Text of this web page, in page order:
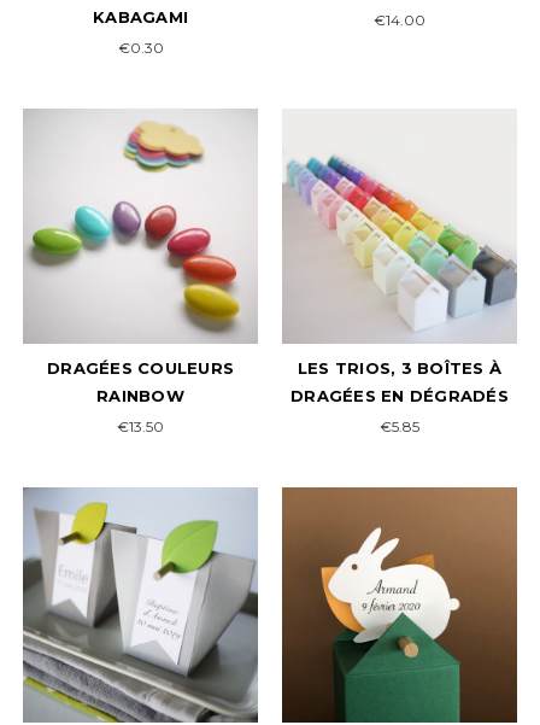
KABAGAMI
€0.30
€14.00
DRAGÉES COULEURS
RAINBOW
€13.50
LES TRIOS, 3 BOÎTES À
DRAGÉES EN DÉGRADÉS
€5.85